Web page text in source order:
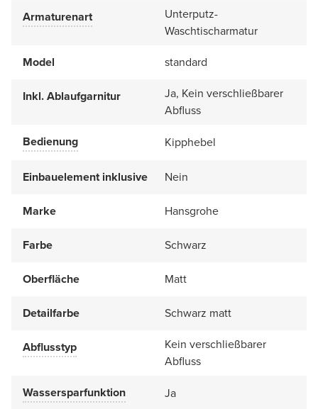
Armaturenart
Unterputz-
Waschtischarmatur
Model
standard
Inkl. Ablaufgarnitur
Ja, Kein verschließbarer
Abfluss
Bedienung
Kipphebel
Einbauelement inklusive Nein
Marke Hansgrohe
Farbe Schwarz
Oberfläche Matt
Detailfarbe Schwarz matt
Abflusstyp
Kein verschließbarer
Abfluss
Wassersparfunktion
Ja